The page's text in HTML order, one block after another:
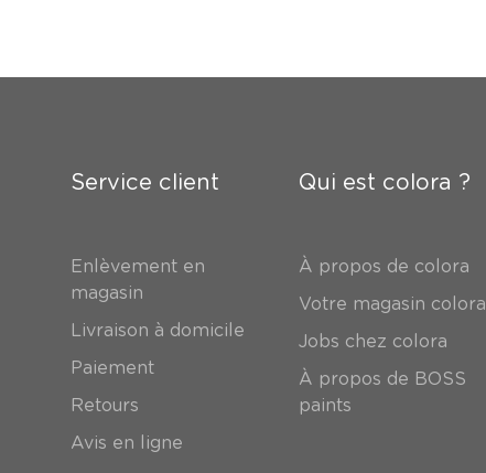
Service client
Enlèvement en
magasin
Livraison à domicile
Paiement
Retours
Avis en ligne
Qui est colora ?
À propos de colora
Votre magasin colora
Jobs chez colora
À propos de BOSS
paints